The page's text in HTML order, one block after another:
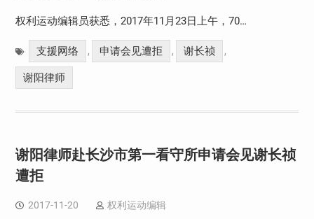
权利运动编辑员获悉，2017年11月23日上午，70…
支援网络 , 申请会见遭拒 , 谢长祯 ,
谢阳律师
谢阳律师赴长沙市第一看守所申请会见谢长祯
遭拒
2017-11-20 权利运动编辑